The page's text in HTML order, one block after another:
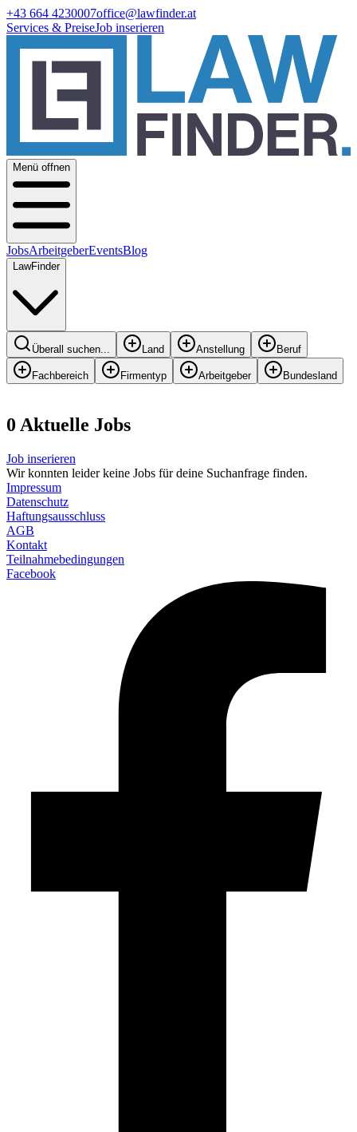
+43 664 4230007office@lawfinder.at
Services & PreiseJob inserieren
Menü offnen
JobsArbeitgeberEventsBlog
LawFinder
Überall suchen... Land Anstellung Beruf
Fachbereich Firmentyp Arbeitgeber Bundesland
0 Aktuelle Jobs
Job inserieren
Wir konnten leider keine Jobs für deine Suchanfrage finden.
Impressum
Datenschutz
Haftungsausschluss
AGB
Kontakt
Teilnahmebedingungen
Facebook